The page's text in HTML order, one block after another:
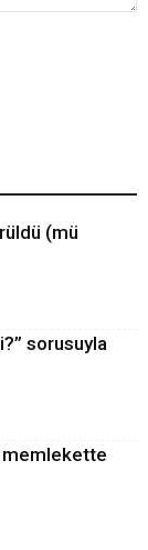
(mü
sorusuyla
memlekette